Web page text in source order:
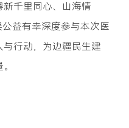
新千里同心、山海情
益有幸深度参与本次医
行动，为边疆民生建